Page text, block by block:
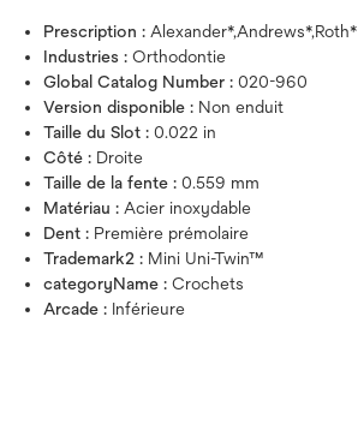
Prescription : Alexander*,Andrews*,Roth*
Industries : Orthodontie
Global Catalog Number : 020-960
Version disponible : Non enduit
Taille du Slot : 0.022 in
Côté : Droite
Taille de la fente : 0.559 mm
Matériau : Acier inoxydable
Dent : Première prémolaire
Trademark2 : Mini Uni-Twin™
categoryName : Crochets
Arcade : Inférieure